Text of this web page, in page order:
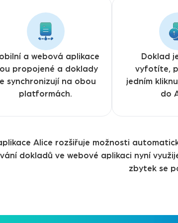
a webová aplikace
propojené a doklady
synchronizují na obou
platformách.
Doklad
vyfotíte,
jedním
do
Alice rozšiřuje možnosti
dokladů ve webové aplikaci nyní
zbytek se